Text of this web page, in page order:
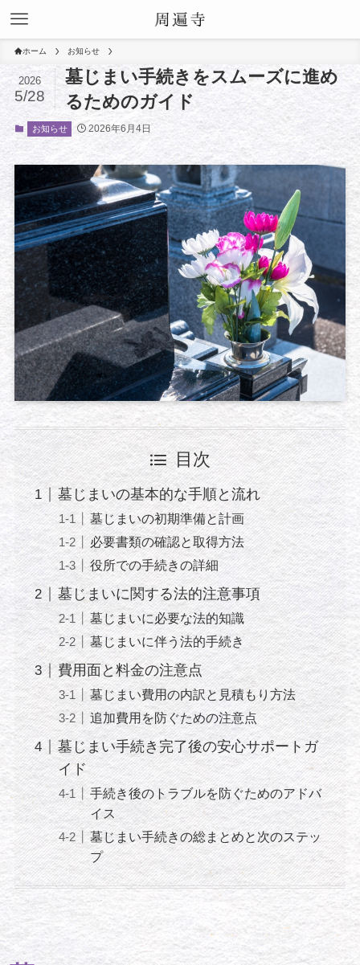
ホーム お知らせ
墓じまい手続きをスムーズに進め
るためのガイド
2026
5/28
お知らせ 2026年6月4日
目次
墓じまいの基本的な手順と流れ
墓じまいの初期準備と計画
必要書類の確認と取得方法
役所での手続きの詳細
墓じまいに関する法的注意事項
墓じまいに必要な法的知識
墓じまいに伴う法的手続き
費用面と料金の注意点
墓じまい費用の内訳と見積もり方法
追加費用を防ぐための注意点
墓じまい手続き完了後の安心サポートガ
イド
手続き後のトラブルを防ぐためのアドバ
イス
墓じまい手続きの総まとめと次のステッ
プ